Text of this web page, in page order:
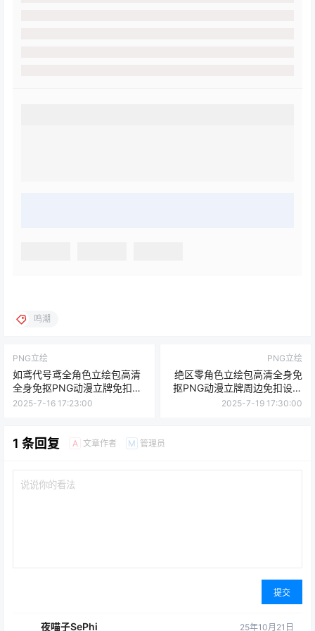
鸣潮
PNG立绘
如鸢代号鸢全角色立绘包高清
全身免抠PNG动漫立牌免扣设
计素材集
2025-7-16 17:23:00
PNG立绘
绝区零角色立绘包高清全身免
抠PNG动漫立牌周边免扣设计
素材合集
2025-7-19 17:30:00
1 条回复 A 文章作者 M 管理员
提交
夜喵子SePhi 25年10月21日